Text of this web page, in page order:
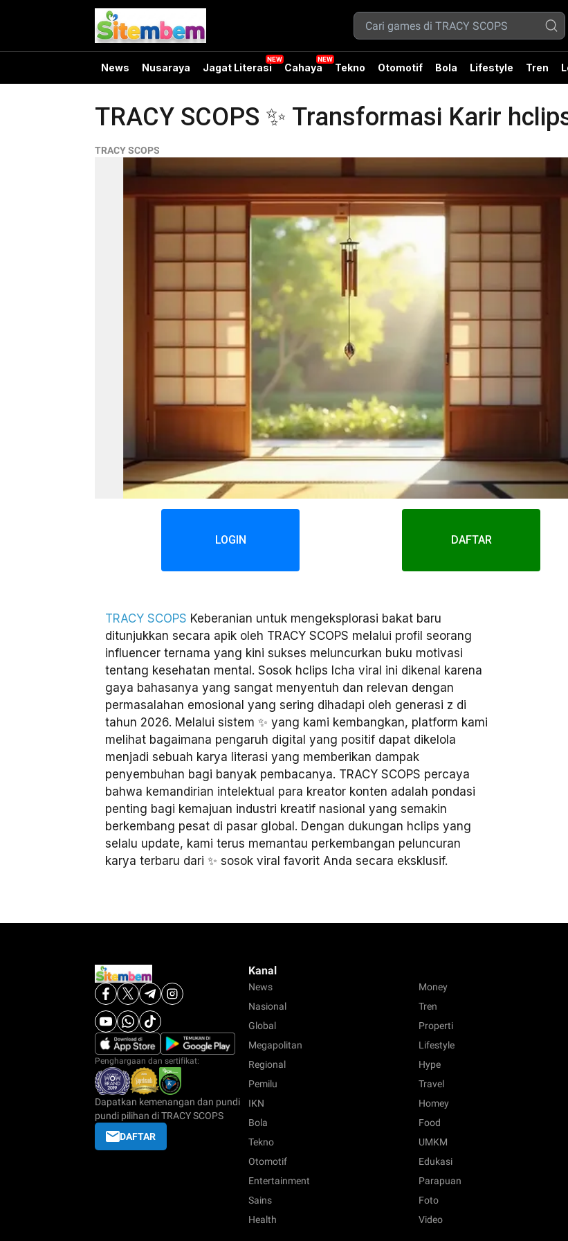
News Nusaraya Jagat Literasi Cahaya Tekno Otomotif Bola Lifestyle Tren
TRACY SCOPS ✨ Transformasi Karir
TRACY SCOPS
LOGIN DAFTAR
TRACY SCOPS Keberanian untuk mengeksplorasi bakat baru
ditunjukkan secara apik oleh TRACY SCOPS melalui profil seorang
influencer ternama yang kini sukses meluncurkan buku motivasi
tentang kesehatan mental. Sosok hclips Icha viral ini dikenal karena
gaya bahasanya yang sangat menyentuh dan relevan dengan
permasalahan emosional yang sering dihadapi oleh generasi z di
tahun 2026. Melalui sistem ✨ yang kami kembangkan, platform kami
melihat bagaimana pengaruh digital yang positif dapat dikelola
menjadi sebuah karya literasi yang memberikan dampak
penyembuhan bagi banyak pembacanya. TRACY SCOPS percaya
bahwa kemandirian intelektual para kreator konten adalah pondasi
penting bagi kemajuan industri kreatif nasional yang semakin
berkembang pesat di pasar global. Dengan dukungan hclips yang
selalu update, kami terus memantau perkembangan peluncuran
karya terbaru dari ✨ sosok viral favorit Anda secara eksklusif.
Penghargaan dan sertifikat:
Dapatkan kemenangan dan pundi
pundi pilihan di TRACY SCOPS
DAFTAR
Kanal
News
Nasional
Global
Megapolitan
Regional
Pemilu
IKN
Bola
Tekno
Otomotif
Entertainment
Sains
Health
Money
Tren
Properti
Lifestyle
Hype
Travel
Homey
Food
UMKM
Edukasi
Parapuan
Foto
Video